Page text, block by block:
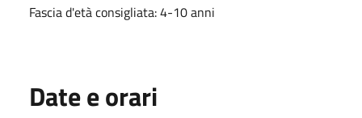
Fascia d'età consigliata: 4-10 anni
Date e orari